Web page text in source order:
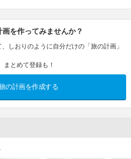
を作ってみませんか？
しおりのように自分だけの「旅の計画」
まとめて登録も！
の計画を作成する